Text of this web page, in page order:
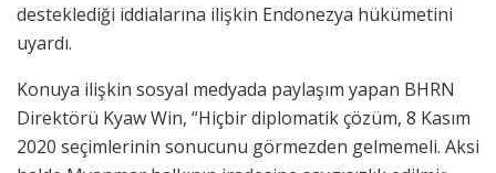
desteklediği iddialarına ilişkin Endonezya hükümetini
uyardı.
Konuya ilişkin sosyal medyada paylaşım yapan BHRN
Direktörü Kyaw Win, “Hiçbir diplomatik çözüm, 8 Kasım
2020 seçimlerinin sonucunu görmezden gelmemeli. Aksi